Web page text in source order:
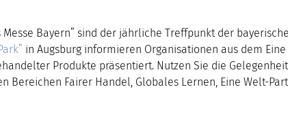
Messe Bayern” sind der jährliche Treffpunkt der
in Augsburg informieren Organisationen aus dem
Produkte präsentiert. Nutzen Sie die
Bereichen Fairer Handel, Globales Lernen, Eine Welt-